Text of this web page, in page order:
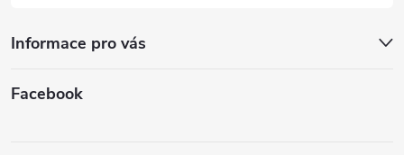
Informace pro vás
Facebook